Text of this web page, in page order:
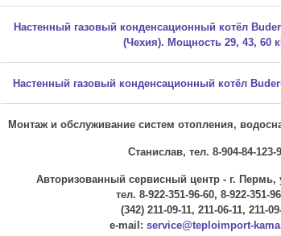
Настенный газовый конденсационный котёл
(Чехия). Мощность 29, 43, 60
Настенный газовый конденсационный котёл
Монтаж и обслуживание систем отопления,
Станислав, тел. 8-904-84-123-
Авторизованный сервисный центр - г. Пермь,
тел. 8-922-351-96-60, 8-922-351-
(342) 211-09-11, 211-06-11, 211-
e-mail:service@teploimport-